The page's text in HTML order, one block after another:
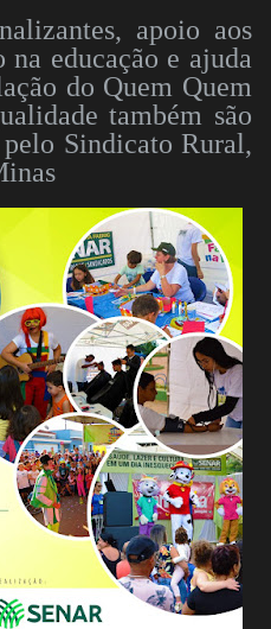
apoio aos
educação e ajuda
do Quem Quem
também são
pelo Sindicato Rural,